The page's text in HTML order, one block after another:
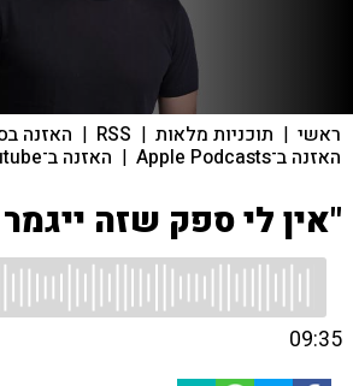
ראשי | תוכניות מלאות |
RSS
| האזנה
האזנה ב־Apple Podcasts | האזנה ב־youtube
"אין לי ספק שזה ייגמר
09:35